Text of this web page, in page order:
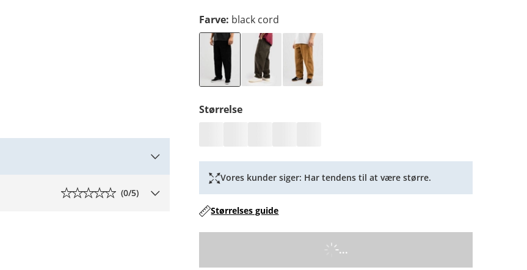
Farve: black cord
Størrelse
Vores kunder siger: Har tendens til at være større.
Størrelses guide
...
(0/5)